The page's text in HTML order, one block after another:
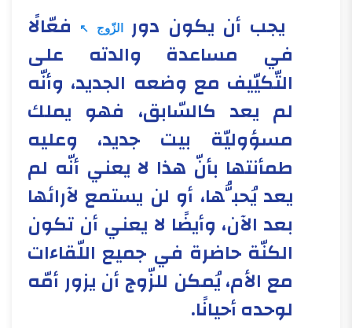
​​ يجب أن يكون دور الزّوج
فعّالًا
في مساعدة والدته على
التّكيّيف مع وضعه الجديد، وأنّه
لم يعد كالسّابق، فهو يملك
مسؤوليّة بيت جديد، وعليه
طمأنتها بأنّ هذا لا يعني أنّه لم
يعد يُحبُّها، أو لن يستمع لآرائها
بعد الآن، وأيضًا لا يعني أن تكون
الكنّة حاضرة في جميع اللّقاءات
مع الأم، يُمكن للزّوج أن يزور أمّه
لوحده أحيانًا.